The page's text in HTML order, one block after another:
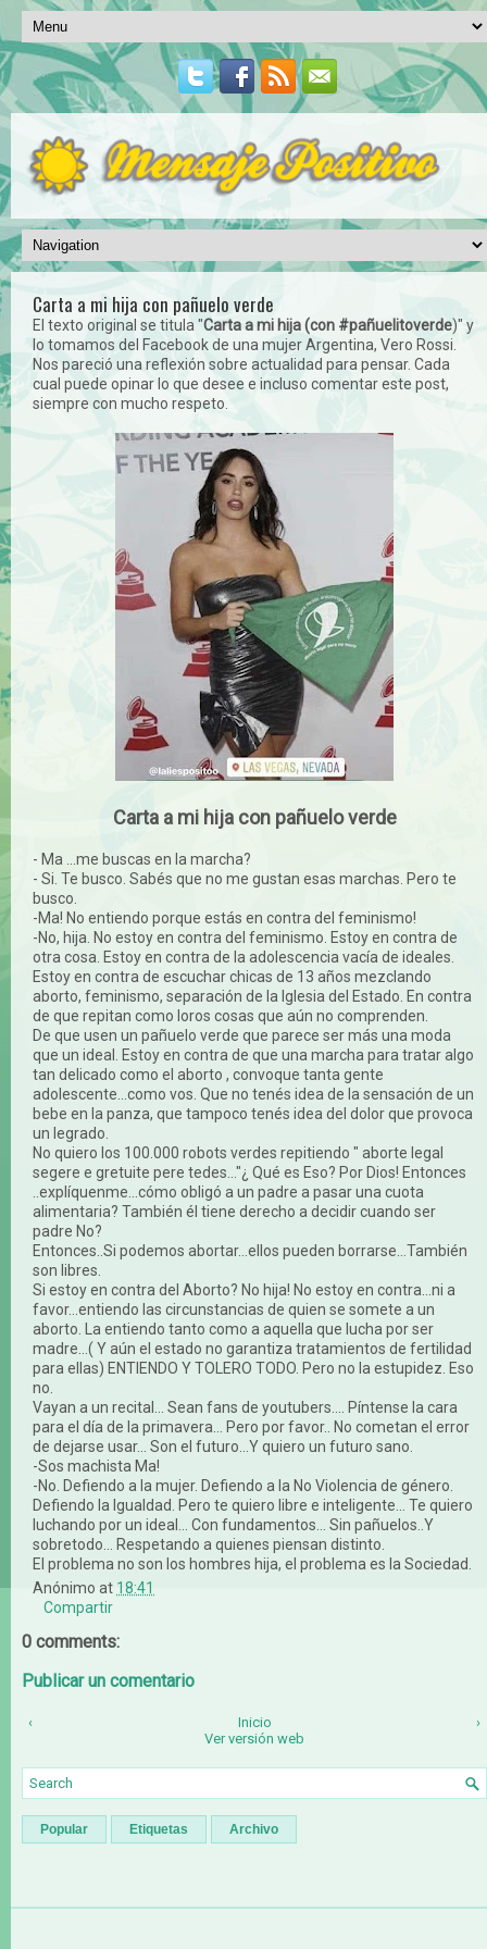
Carta a mi hija con pañuelo verde
El texto original se titula "Carta a mi hija (con #pañuelitoverde)" y
lo tomamos del Facebook de una mujer Argentina, Vero Rossi.
Nos pareció una reflexión sobre actualidad para pensar. Cada
cual puede opinar lo que desee e incluso comentar este post,
siempre con mucho respeto.
Carta a mi hija con pañuelo verde
- Ma ...me buscas en la marcha?
- Si. Te busco. Sabés que no me gustan esas marchas. Pero te
busco.
-Ma! No entiendo porque estás en contra del feminismo!
-No, hija. No estoy en contra del feminismo. Estoy en contra de
otra cosa. Estoy en contra de la adolescencia vacía de ideales.
Estoy en contra de escuchar chicas de 13 años mezclando
aborto, feminismo, separación de la Iglesia del Estado. En contra
de que repitan como loros cosas que aún no comprenden.
De que usen un pañuelo verde que parece ser más una moda
que un ideal. Estoy en contra de que una marcha para tratar algo
tan delicado como el aborto , convoque tanta gente
adolescente...como vos. Que no tenés idea de la sensación de un
bebe en la panza, que tampoco tenés idea del dolor que provoca
un legrado.
No quiero los 100.000 robots verdes repitiendo " aborte legal
segere e gretuite pere tedes..."¿ Qué es Eso? Por Dios! Entonces
..explíquenme...cómo obligó a un padre a pasar una cuota
alimentaria? También él tiene derecho a decidir cuando ser
padre No?
Entonces..Si podemos abortar...ellos pueden borrarse...También
son libres.
Si estoy en contra del Aborto? No hija! No estoy en contra...ni a
favor...entiendo las circunstancias de quien se somete a un
aborto. La entiendo tanto como a aquella que lucha por ser
madre...( Y aún el estado no garantiza tratamientos de fertilidad
para ellas) ENTIENDO Y TOLERO TODO. Pero no la estupidez. Eso
no.
Vayan a un recital... Sean fans de youtubers.... Píntense la cara
para el día de la primavera... Pero por favor.. No cometan el error
de dejarse usar... Son el futuro...Y quiero un futuro sano.
-Sos machista Ma!
-No. Defiendo a la mujer. Defiendo a la No Violencia de género.
Defiendo la Igualdad. Pero te quiero libre e inteligente... Te quiero
luchando por un ideal... Con fundamentos... Sin pañuelos..Y
sobretodo... Respetando a quienes piensan distinto.
El problema no son los hombres hija, el problema es la Sociedad.
Anónimo at 18:41
Compartir
0 comments:
Publicar un comentario
‹ ›
Inicio
Ver versión web
Popular Etiquetas Archivo